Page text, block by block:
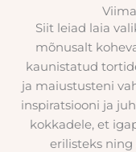
Siit leiad laia
mõnusalt
kaunistatud
ja maiustusteni
inspiratsiooni ja
kokkadele, et
erilisteks ning